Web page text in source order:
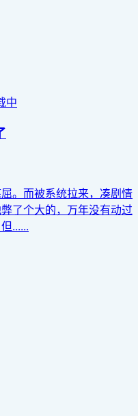
中
。而被系统拉来，凑剧情
了个大的，万年没有动过
......